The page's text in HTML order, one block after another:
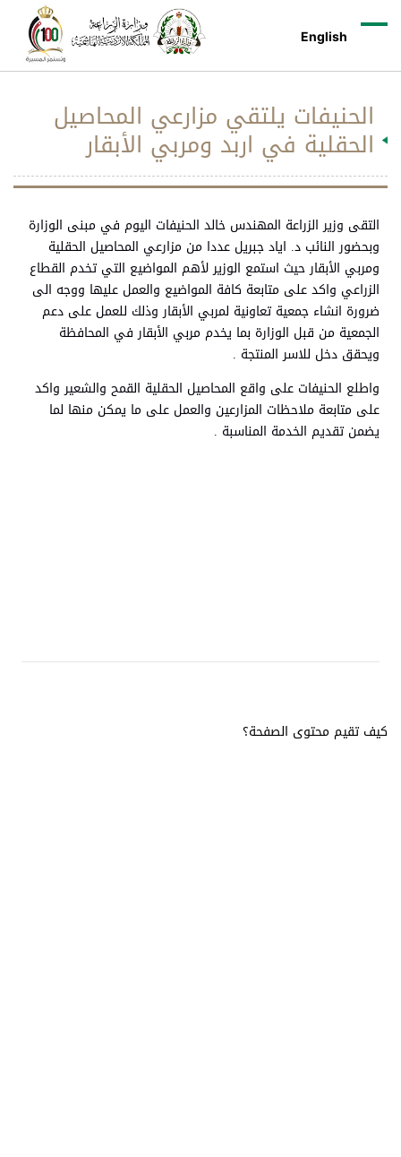
English
الحنيفات يلتقي مزارعي المحاصيل
الحقلية في اربد ومربي الأبقار
التقى وزير الزراعة المهندس خالد الحنيفات اليوم في مبنى الوزارة
وبحضور النائب د. اياد جبريل عددا من مزارعي المحاصيل الحقلية
ومربي الأبقار حيث استمع الوزير لأهم المواضيع التي تخدم القطاع
الزراعي واكد على متابعة كافة المواضيع والعمل عليها ووجه الى
ضرورة انشاء جمعية تعاونية لمربي الأبقار وذلك للعمل على دعم
الجمعية من قبل الوزارة بما يخدم مربي الأبقار في المحافظة
ويحقق دخل للاسر المنتجة .
واطلع الحنيفات على واقع المحاصيل الحقلية القمح والشعير واكد
على متابعة ملاحظات المزارعين والعمل على ما يمكن منها لما
يضمن تقديم الخدمة المناسبة .
كيف تقيم محتوى الصفحة؟